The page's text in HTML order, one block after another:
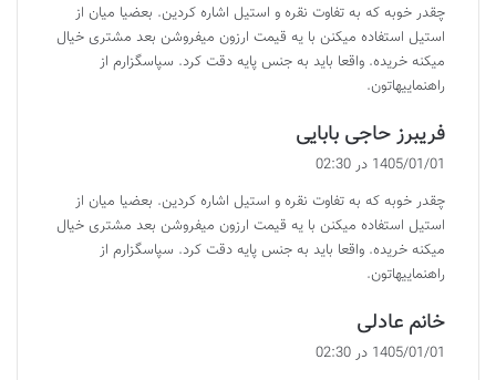
:
چقدر خوبه که به تفاوت نقره و استیل اشاره کردین. بعضیا میان از
استیل استفاده میکنن با یه قیمت ارزون میفروشن بعد مشتری خیال
میکنه خریده. واقعا باید به جنس پایه دقت کرد. سپاسگزارم از
راهنماییهاتون.
فریبرز حاجی بابایی
:
1405/01/01 در 02:30
چقدر خوبه که به تفاوت نقره و استیل اشاره کردین. بعضیا میان از
استیل استفاده میکنن با یه قیمت ارزون میفروشن بعد مشتری خیال
میکنه خریده. واقعا باید به جنس پایه دقت کرد. سپاسگزارم از
راهنماییهاتون.
خانم عادلی
ف
1405/01/01 در 02:30